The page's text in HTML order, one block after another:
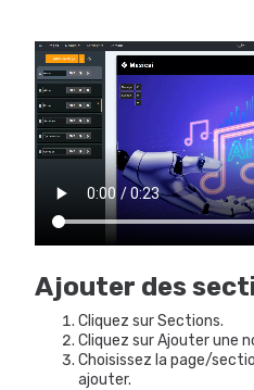
Ajouter des
Cliquez sur Sections.
Cliquez sur Ajouter une
Choisissez la page/
ajouter.